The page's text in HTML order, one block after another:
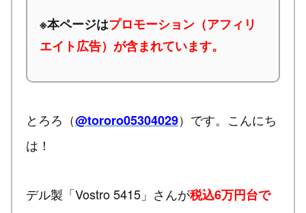
※本ページはプロモーション（アフィリ
エイト広告）が含まれています。
とろろ（@tororo05304029）です。こんにち
は！
デル製「Vostro 5415」さんが税込6万円台で